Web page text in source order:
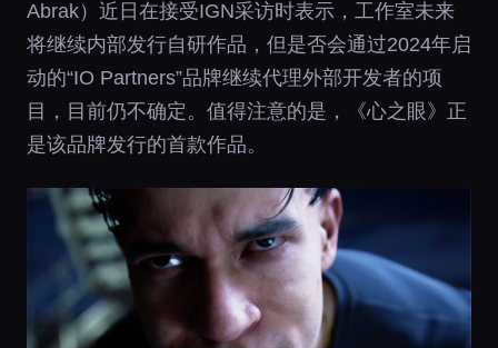
Abrak）近日在接受IGN采访时表示，工作室未来
将继续内部发行自研作品，但是否会通过2024年启
动的“IO Partners”品牌继续代理外部开发者的项
目，目前仍不确定。值得注意的是，《心之眼》正
是该品牌发行的首款作品。